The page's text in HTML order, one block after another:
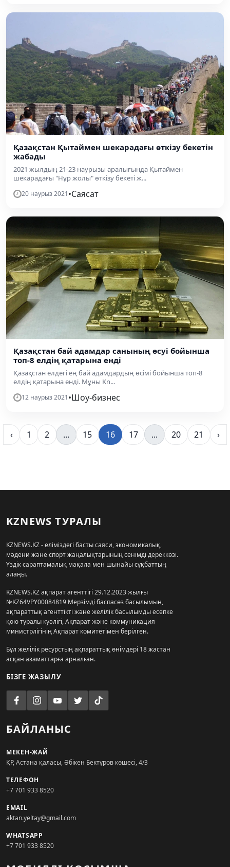
Қазақстан Қытаймен шекарадағы өткізу бекетін
жабады
2021 жылдың 21-23 наурызы аралығында Қытаймен
шекарадағы "Нұр жолы" өткізу бекеті ж...
20 наурыз 2021•Саясат
Қазақстан бай адамдар санының өсуі бойынша
топ-8 елдің қатарына енді
Қазақстан елдегі ең бай адамдардың өсімі бойынша топ-8
елдің қатарына енді. Мұны Kn...
12 наурыз 2021•Шоу-бизнес
‹ 1 2 ... 15 16 17 ... 20 21 ›
KZNEWS ТУРАЛЫ
KZNEWS.KZ - еліміздегі басты саяси, экономикалық,
мәдени және спорт жаңалықтарының сенімді дереккөзі.
Үздік сараптамалық мақала мен шынайы сұқбаттың
алаңы.
KZNEWS.KZ ақпарат агенттігі 29.12.2023 жылғы
№KZ64VPY00084819 Мерзімді баспасөз басылымын,
ақпараттық агенттікті және желілік басылымды есепке
қою туралы куәлігі, Ақпарат және коммуникация
министрлігінің Ақпарат комитетімен берілген.
Бұл желілік ресурстың ақпараттық өнімдері 18 жастан
асқан азаматтарға арналған.
БІЗГЕ ЖАЗЫЛУ
БАЙЛАНЫС
МЕКЕН-ЖАЙ
ҚР, Астана қаласы, Әбікен Бектұров көшесі, 4/3
ТЕЛЕФОН
+7 701 933 8520
EMAIL
aktan.yeltay@gmail.com
WHATSAPP
+7 701 933 8520